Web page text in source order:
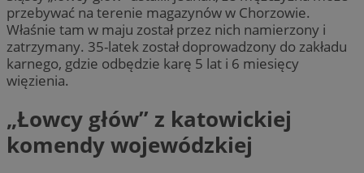
przebywać na terenie magazynów w Chorzowie.
Właśnie tam w maju został przez nich namierzony i
zatrzymany. 35-latek został doprowadzony do zakładu
karnego, gdzie odbędzie karę 5 lat i 6 miesięcy
więzienia.
„Łowcy głów” z katowickiej
komendy wojewódzkiej